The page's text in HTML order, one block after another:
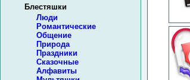
Блестяшки
Люди
Романтические
Общение
Природа
Праздники
Сказочные
Алфавиты